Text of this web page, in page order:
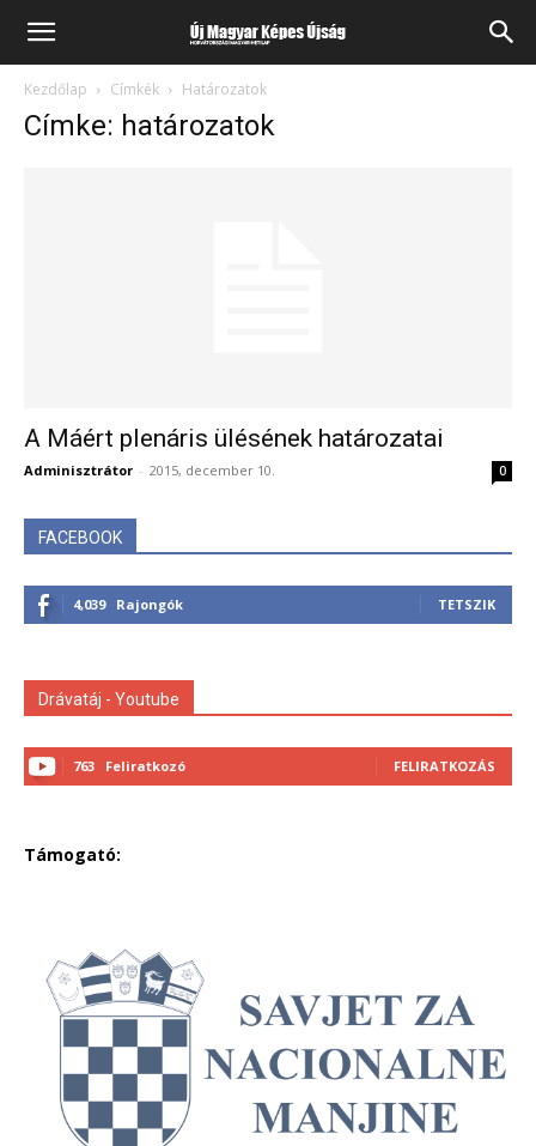
Kezdőlap Címkék Határozatok
Címke: határozatok
A Máért plenáris ülésének határozatai
Adminisztrátor - 2015, december 10. 0
FACEBOOK
4,039 Rajongók TETSZIK
Drávatáj - Youtube
763 Feliratkozó FELIRATKOZÁS
Támogató: